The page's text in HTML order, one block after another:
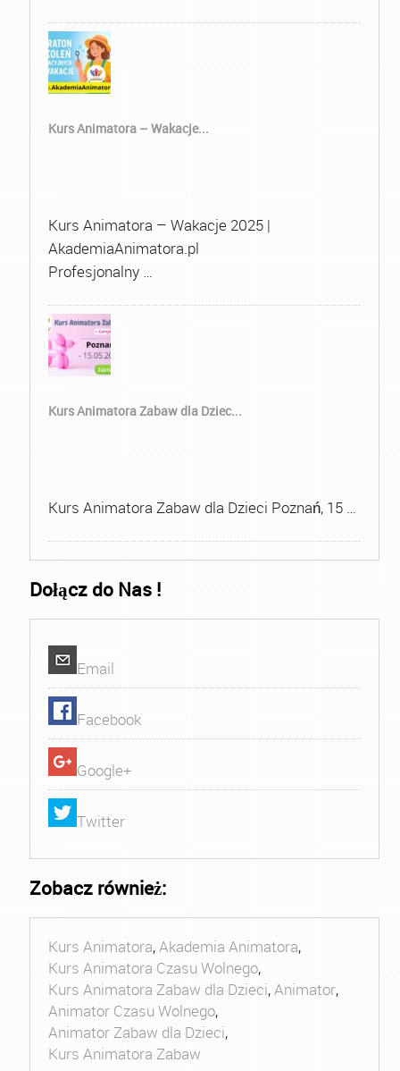
Kurs Animatora – Wakacje...
Kurs Animatora – Wakacje 2025 |
AkademiaAnimatora.pl
Profesjonalny …
Kurs Animatora Zabaw dla Dziec...
Kurs Animatora Zabaw dla Dzieci Poznań, 15 …
Dołącz do Nas !
Email
Facebook
Google+
Twitter
Zobacz również:
Kurs Animatora,Akademia Animatora,
Kurs Animatora Czasu Wolnego,
Kurs Animatora Zabaw dla Dzieci,Animator,
Animator Czasu Wolnego,
Animator Zabaw dla Dzieci,
Kurs Animatora Zabaw